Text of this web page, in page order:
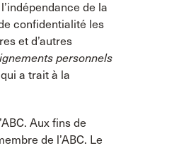
de la
confidentialité les
et d’autres
personnels
a trait à la
Aux fins de
de l’ABC. Le